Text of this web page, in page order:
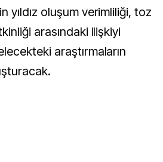
yıldız oluşum verimliliği, toz
arasındaki ilişkiyi
araştırmaların